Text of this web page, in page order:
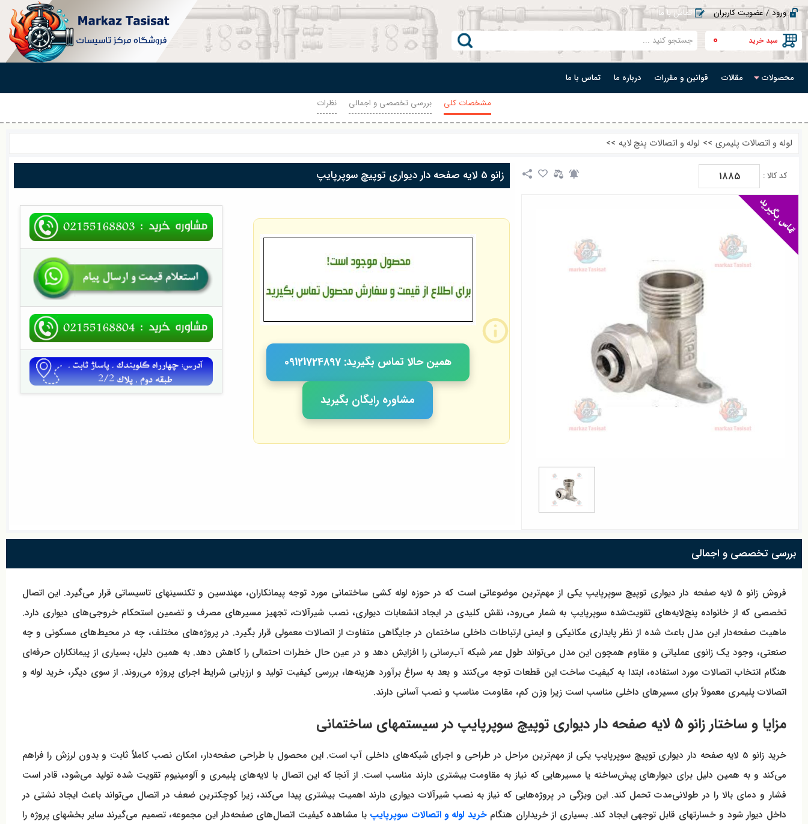
ورود / عضویت کاربران تماس با ما
سبد خرید 0
محصولات مقالات قوانین و مقررات درباره ما
تماس با ما
مشخصات کلی
بررسی تخصصی و اجمالی نظرات
لوله و اتصالات پلیمری >> لوله و اتصالات پنچ لایه >>
کد کالا : 1885 زانو 5 لایه صفحه دار دیواری توپیچ سوپرپایپ
همین حالا تماس بگیرید: 09121724897
مشاوره رایگان بگیرید
بررسی تخصصی و اجمالی
فروش زانو 5 لایه صفحه دار دیواری توپیچ سوپرپایپ یکی از مهم‌ترین موضوعاتی است که در حوزه لوله کشی ساختمانی مورد توجه پیمانکاران، مهندسین و تکنسینهای تاسیساتی قرار می‌گیرد. این اتصال
تخصصی که از خانواده پنج‌لایه‌های تقویت‌شده سوپرپایپ به شمار می‌رود، نقش کلیدی در ایجاد انشعابات دیواری، نصب شیرآلات، تجهیز مسیرهای مصرف و تضمین استحکام خروجی‌های دیواری دارد.
ماهیت صفحه‌دار این مدل باعث شده از نظر پایداری مکانیکی و ایمنی ارتباطات داخلی ساختمان در جایگاهی متفاوت از اتصالات معمولی قرار بگیرد. در پروژه‌های مختلف، چه در محیط‌های مسکونی و چه
صنعتی، وجود یک زانوی عملیاتی و مقاوم همچون این مدل می‌تواند طول عمر شبکه آب‌رسانی را افزایش دهد و در عین حال خطرات احتمالی را کاهش دهد. به همین دلیل، بسیاری از پیمانکاران حرفه‌ای
هنگام انتخاب اتصالات مورد استفاده، ابتدا به کیفیت ساخت این قطعات توجه می‌کنند و بعد به سراغ برآورد هزینه‌ها، بررسی کیفیت تولید و ارزیابی شرایط اجرای پروژه می‌روند. از سوی دیگر، خرید لوله و
اتصالات پلیمری معمولاً برای مسیرهای داخلی مناسب است زیرا وزن کم، مقاومت مناسب و نصب آسانی دارند.
مزایا و ساختار زانو 5 لایه صفحه دار دیواری توپیچ سوپرپایپ در سیستمهای ساختمانی
خرید زانو 5 لایه صفحه دار دیواری توپیچ سوپرپایپ یکی از مهم‌ترین مراحل در طراحی و اجرای شبکه‌های داخلی آب است. این محصول با طراحی صفحه‌دار، امکان نصب کاملاً ثابت و بدون لرزش را فراهم
می‌کند و به همین دلیل برای دیوارهای پیش‌ساخته یا مسیرهایی که نیاز به مقاومت بیشتری دارند مناسب است. از آنجا که این اتصال با لایه‌های پلیمری و آلومینیوم تقویت شده تولید می‌شود، قادر است
فشار و دمای بالا را در طولانی‌مدت تحمل کند. این ویژگی در پروژه‌هایی که نیاز به نصب شیرآلات دیواری دارند اهمیت بیشتری پیدا می‌کند، زیرا کوچکترین ضعف در اتصال می‌تواند باعث ایجاد نشتی در
داخل دیوار شود و خسارتهای قابل توجهی ایجاد کند. بسیاری از خریداران هنگامخرید لوله و اتصالات سوپرپایپ با مشاهده کیفیت اتصال‌های صفحه‌دار این مجموعه، تصمیم می‌گیرند سایر بخشهای پروژه را